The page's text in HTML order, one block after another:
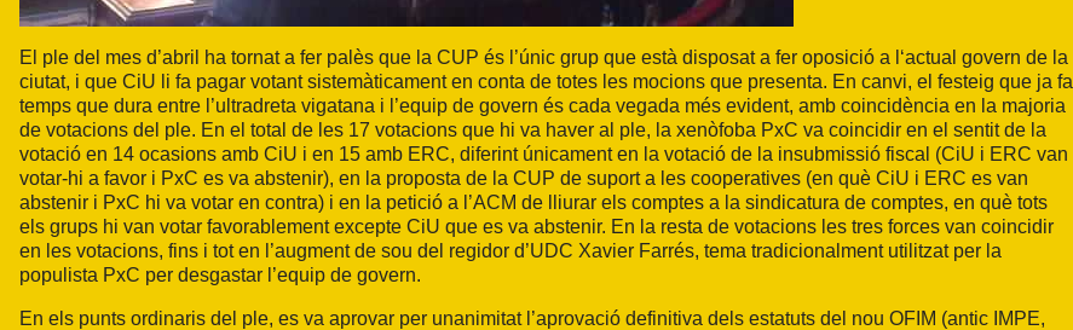
El ple del mes d’abril ha tornat a fer palès que la CUP és l’únic grup que està disposat a fer oposició a l‘actual govern de la
ciutat, i que CiU li fa pagar votant sistemàticament en conta de totes les mocions que presenta. En canvi, el festeig que ja fa
temps que dura entre l’ultradreta vigatana i l’equip de govern és cada vegada més evident, amb coincidència en la majoria
de votacions del ple. En el total de les 17 votacions que hi va haver al ple, la xenòfoba PxC va coincidir en el sentit de la
votació en 14 ocasions amb CiU i en 15 amb ERC, diferint únicament en la votació de la insubmissió fiscal (CiU i ERC van
votar-hi a favor i PxC es va abstenir), en la proposta de la CUP de suport a les cooperatives (en què CiU i ERC es van
abstenir i PxC hi va votar en contra) i en la petició a l’ACM de lliurar els comptes a la sindicatura de comptes, en què tots
els grups hi van votar favorablement excepte CiU que es va abstenir. En la resta de votacions les tres forces van coincidir
en les votacions, fins i tot en l’augment de sou del regidor d’UDC Xavier Farrés, tema tradicionalment utilitzat per la
populista PxC per desgastar l’equip de govern.
En els punts ordinaris del ple, es va aprovar per unanimitat l’aprovació definitiva dels estatuts del nou OFIM (antic IMPE,